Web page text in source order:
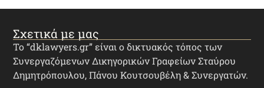
Σχετικά με μας
Το “dklawyers.gr” είναι ο δικτυακός τόπος των
Συνεργαζόμενων Δικηγορικών Γραφείων Σταύρου
Δημητρόπουλου, Πάνου Κουτσουβέλη & Συνεργατών.